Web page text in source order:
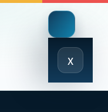
x
Close
Menu